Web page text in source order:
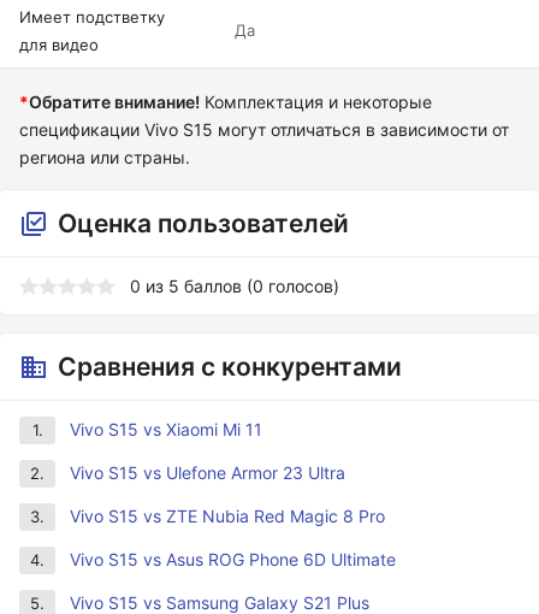
Имеет подстветку
для видео
Да
*Обратите внимание! Комплектация и некоторые
спецификации Vivo S15 могут отличаться в зависимости от
региона или страны.
Оценка пользователей
0 из 5 баллов (0 голосов)
Сравнения с конкурентами
1. Vivo S15 vs Xiaomi Mi 11
2. Vivo S15 vs Ulefone Armor 23 Ultra
3. Vivo S15 vs ZTE Nubia Red Magic 8 Pro
4. Vivo S15 vs Asus ROG Phone 6D Ultimate
5. Vivo S15 vs Samsung Galaxy S21 Plus